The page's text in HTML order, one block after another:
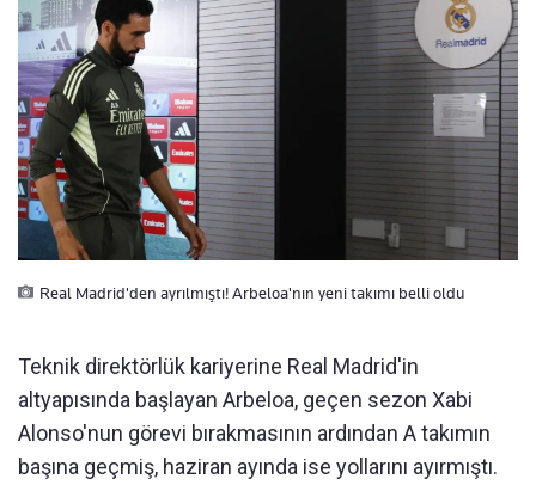
Real Madrid'den ayrılmıştı! Arbeloa'nın yeni takımı belli oldu
Teknik direktörlük kariyerine Real Madrid'in
altyapısında başlayan Arbeloa, geçen sezon Xabi
Alonso'nun görevi bırakmasının ardından A takımın
başına geçmiş, haziran ayında ise yollarını ayırmıştı.